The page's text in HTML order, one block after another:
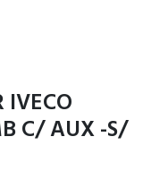
IVECO
C/ AUX -S/